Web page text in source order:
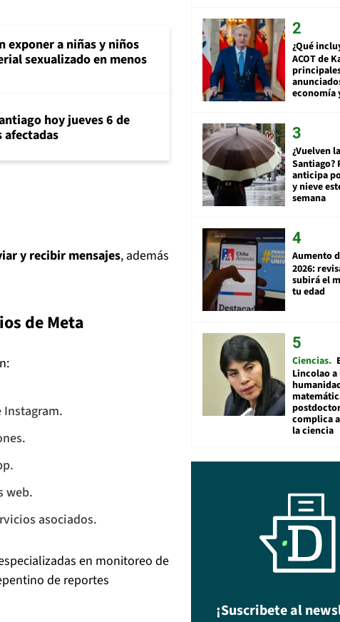
exponer a niñas y niños
sexualizado en menos
hoy jueves 6 de
afectadas
y recibir mensajes, además
de Meta
Instagram.
web.
asociados.
en monitoreo de
de reportes
¿Qué
ACOT de
economía
¿Vuelven
Santiago?
anticipa
y nieve
semana
Aumento
2026:
subirá el
tu edad
Ciencias
Lincolao a
complica
la ciencia
¡Suscribete al